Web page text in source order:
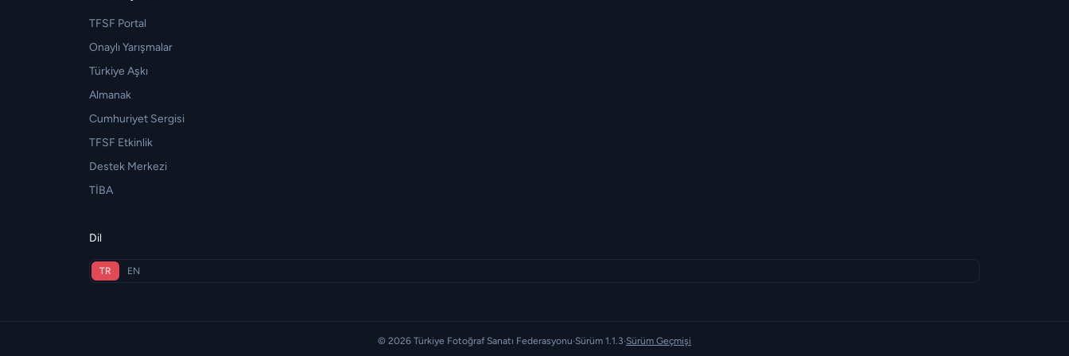
TFSF Portal
Onaylı Yarışmalar
Türkiye Aşkı
Almanak
Cumhuriyet Sergisi
TFSF Etkinlik
Destek Merkezi
TİBA
Dil
TR EN
© 2026 Türkiye Fotoğraf Sanatı Federasyonu·Sürüm 1.1.3·Sürüm Geçmişi